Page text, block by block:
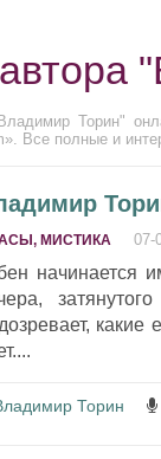
Торин"
Все полные и
МИСТИКА 07-
начинается
какие
Торин